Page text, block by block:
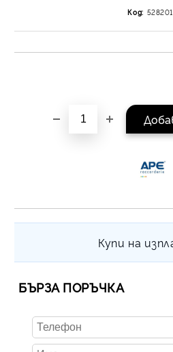
Код:
Купи на
БЪРЗА ПОРЪЧКА